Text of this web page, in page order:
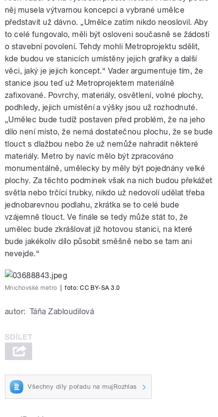
něj musela výtvarnou koncepci a vybrané umělce
představit už dávno. „Umělce zatím nikdo neoslovil. Aby
to celé fungovalo, měli být osloveni současně se žádostí
o stavební povolení. Tehdy mohli Metroprojektu sdělit,
kde budou ve stanicích umístěny jejich grafiky a další
věci, jaký je jejich koncept.“ Vader argumentuje tím, že
stanice jsou teď už Metroprojektem materiálně
zafixované. Povrchy, materiály, osvětlení, volné plochy,
podhledy, jejich umístění a výšky jsou už rozhodnuté.
„Umělec bude tudíž postaven před problém, že na jeho
dílo není místo, že nemá dostatečnou plochu, že se bude
tlouct s dlažbou nebo že už nemůže nahradit některé
materiály. Metro by navíc mělo být zpracováno
monumentálně, umělecky by měly být pojednány velké
plochy. Za těchto podmínek však na nich budou překážet
světla nebo trčící trubky, nikdo už nedovolí udělat třeba
jednobarevnou podlahu, zkrátka se to celé bude
vzájemně tlouct. Ve finále se tedy může stát to, že
umělec bude zkrášlovat již hotovou stanici, na které
bude jakékoliv dílo působit směšně nebo se tam ani
nevejde.“
Mnichovské metro foto: CC BY-SA 3.0
autor: Táňa Zabloudilová
Všechny díly pořadu na mujRozhlas